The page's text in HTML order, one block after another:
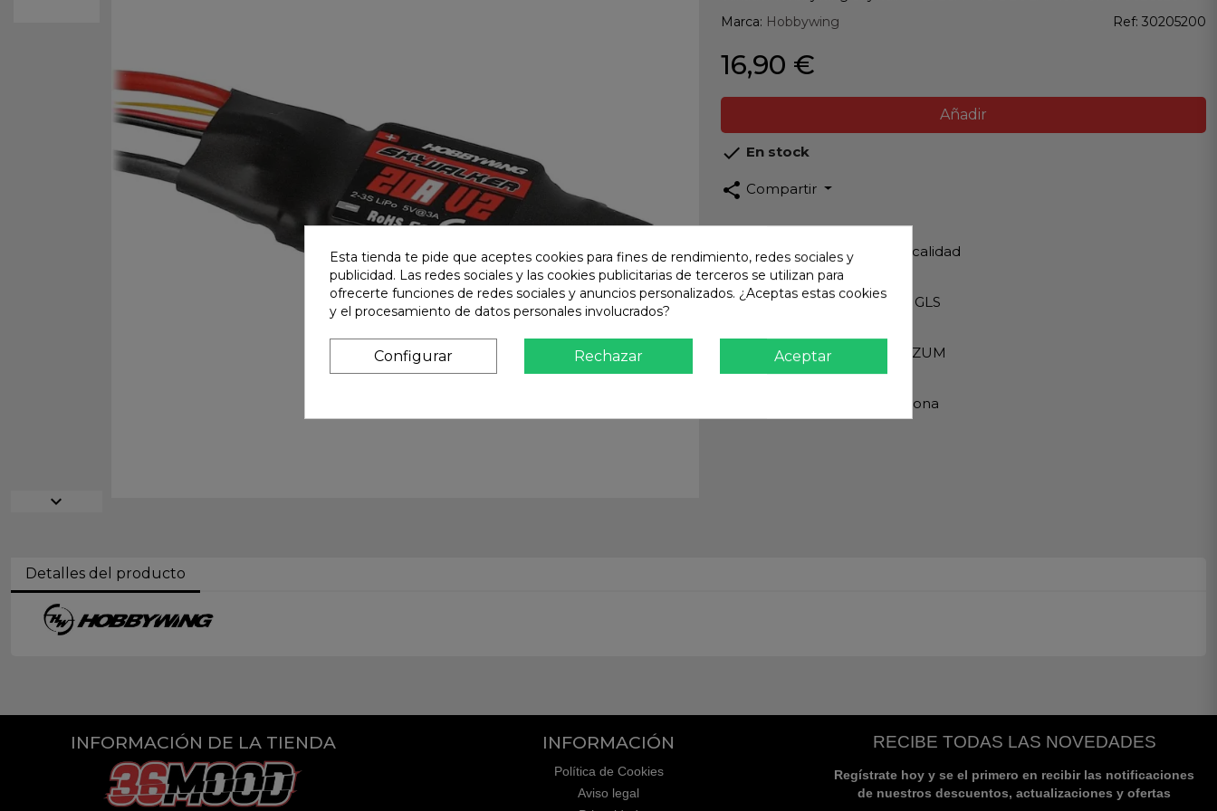
expand_more
Marca: Hobbywing Ref: 30205200
16,90 €
Añadir
 En stock
share Compartir
Productos de Máxima calidad
Envío Rápido
Envios Internacionales GLS
Pago Seguro
TARJETA - PAYPAL - BIZUM
Te atendemos en persona
Detalles del producto
INFORMACIÓN DE LA TIENDA INFORMACIÓN
Política de Cookies
Aviso legal
RECIBE TODAS LAS NOVEDADES
Regístrate hoy y se el primero en recibir las notificaciones
de nuestros descuentos, actualizaciones y ofertas
Esta tienda te pide que aceptes cookies para fines de rendimiento, redes sociales y
publicidad. Las redes sociales y las cookies publicitarias de terceros se utilizan para
ofrecerte funciones de redes sociales y anuncios personalizados. ¿Aceptas estas cookies
y el procesamiento de datos personales involucrados?
Configurar Rechazar Aceptar